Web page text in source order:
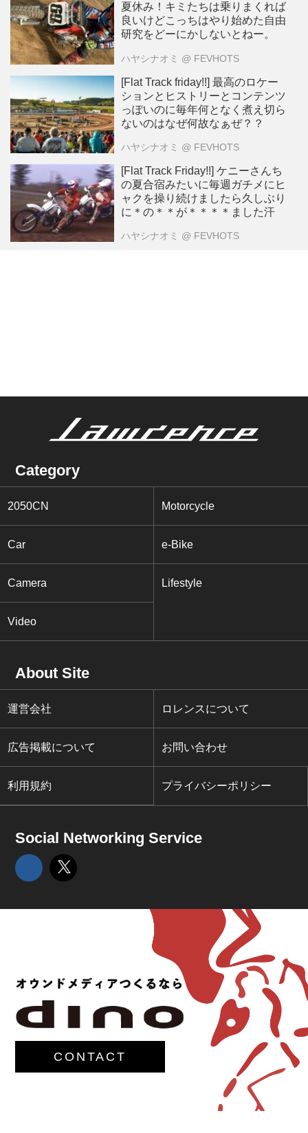
夏休み！キミたちは乗りまくれば
良いけどこっちはやり始めた自由
研究をどーにかしないとねー。
ハヤシナオミ @ FEVHOTS
[Flat Track friday!!] 最高のロケー
ションとヒストリーとコンテンツ
っぽいのに毎年何となく煮え切ら
ないのはなぜ何故なぁぜ？？
ハヤシナオミ @ FEVHOTS
[Flat Track Friday!!] ケニーさんち
の夏合宿みたいに毎週ガチメにヒ
ャクを操り続けましたら久しぶり
に＊の＊＊が＊＊＊＊ました汗
ハヤシナオミ @ FEVHOTS
Category
2050CN Motorcycle
Car e-Bike
Camera Lifestyle
Video
About Site
運営会社 ロレンスについて
広告掲載について お問い合わせ
利用規約 プライバシーポリシー
Social Networking Service
CONTACT